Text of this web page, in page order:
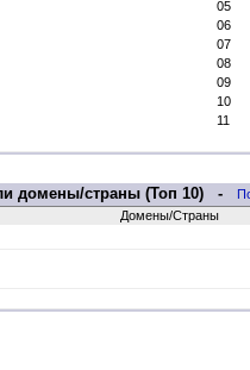
05
06
07
08
09
10
11
домены/страны (Топ 10) -
Домены/Страны